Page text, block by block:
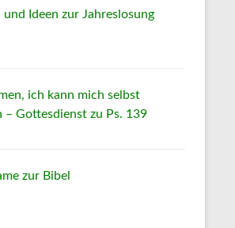
und Ideen zur Jahreslosung
ich kann mich selbst
– Gottesdienst zu Ps. 139
zur Bibel